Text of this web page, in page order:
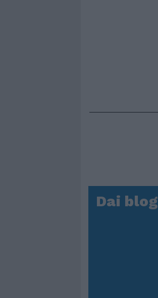
Dai blog